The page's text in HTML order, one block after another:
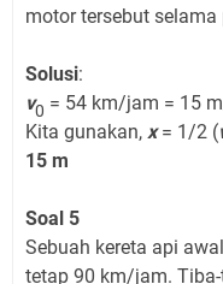
motor tersebut selama
Solusi:
v0 = 54 km/jam = 15
Kita gunakan, x= 1/2 (
15 m
Soal 5
Sebuah kereta api
tetap 90 km/jam.